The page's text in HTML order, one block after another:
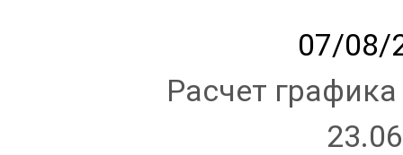
07/08/
Расчет